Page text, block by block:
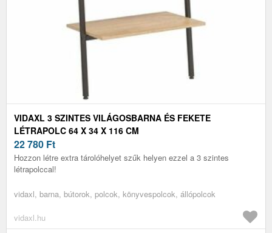
VIDAXL 3 SZINTES VILÁGOSBARNA ÉS FEKETE
LÉTRAPOLC 64 X 34 X 116 CM
22 780 Ft
Hozzon létre extra tárolóhelyet szűk helyen ezzel a 3 szintes
létrapolccal!
vidaxl, barna, bútorok, polcok, könyvespolcok, állópolcok
vidaxl.hu